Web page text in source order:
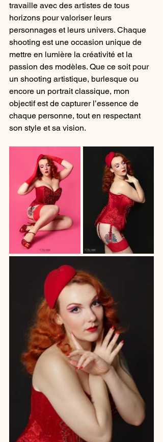
travaille avec des artistes de tous
horizons pour valoriser leurs
personnages et leurs univers. Chaque
shooting est une occasion unique de
mettre en lumière la créativité et la
passion des modèles. Que ce soit pour
un shooting artistique, burlesque ou
encore un portrait classique, mon
objectif est de capturer l’essence de
chaque personne, tout en respectant
son style et sa vision.